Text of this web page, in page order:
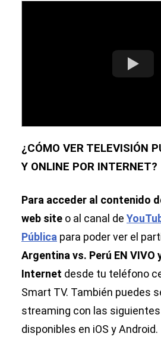
¿CÓMO VER TELEVISIÓN
Y ONLINE POR INTERNET?
Para acceder al contenido
web site o al canal de
Pública para poder ver el
Argentina vs. Perú EN VIVO
Internet desde tu teléfono
Smart TV. También puedes
streaming con las
disponibles en iOS y Android.